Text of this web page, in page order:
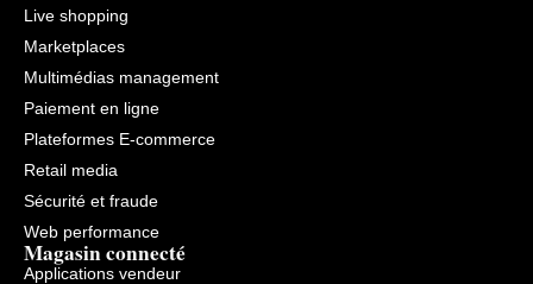
Live shopping
Marketplaces
Multimédias management
Paiement en ligne
Plateformes E-commerce
Retail media
Sécurité et fraude
Web performance
Magasin connecté
Applications vendeur